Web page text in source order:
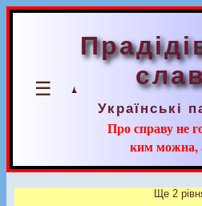
☰
Українські
Про справу не
ким можна,
Ще 2